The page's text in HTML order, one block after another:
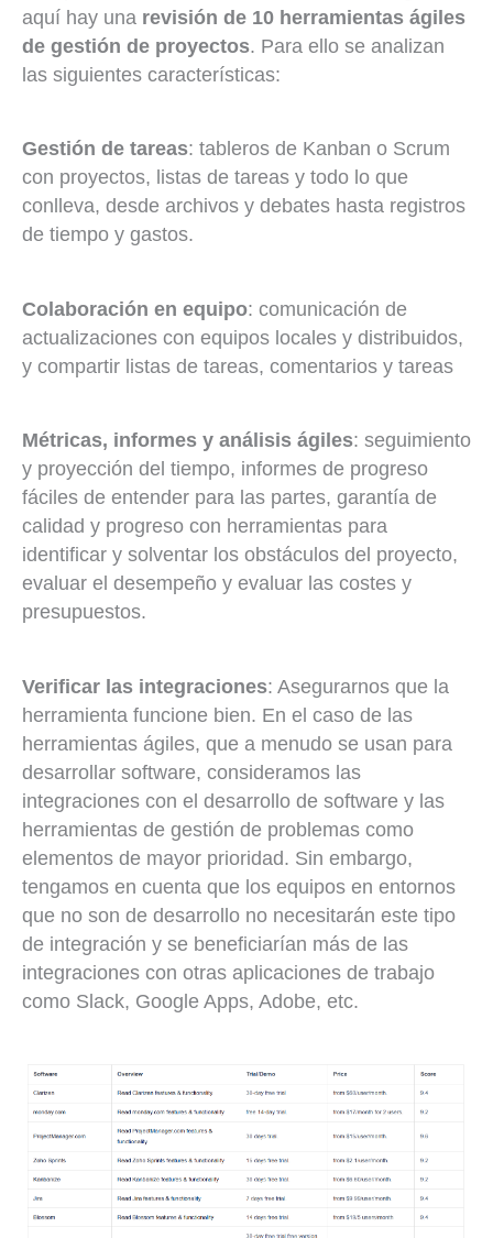
aquí hay una revisión de 10 herramientas ágiles
de gestión de proyectos. Para ello se analizan
las siguientes características:
Gestión de tareas: tableros de Kanban o Scrum
con proyectos, listas de tareas y todo lo que
conlleva, desde archivos y debates hasta registros
de tiempo y gastos.
Colaboración en equipo: comunicación de
actualizaciones con equipos locales y distribuidos,
y compartir listas de tareas, comentarios y tareas
Métricas, informes y análisis ágiles: seguimiento
y proyección del tiempo, informes de progreso
fáciles de entender para las partes, garantía de
calidad y progreso con herramientas para
identificar y solventar los obstáculos del proyecto,
evaluar el desempeño y evaluar las costes y
presupuestos.
Verificar las integraciones: Asegurarnos que la
herramienta funcione bien. En el caso de las
herramientas ágiles, que a menudo se usan para
desarrollar software, consideramos las
integraciones con el desarrollo de software y las
herramientas de gestión de problemas como
elementos de mayor prioridad. Sin embargo,
tengamos en cuenta que los equipos en entornos
que no son de desarrollo no necesitarán este tipo
de integración y se beneficiarían más de las
integraciones con otras aplicaciones de trabajo
como Slack, Google Apps, Adobe, etc.